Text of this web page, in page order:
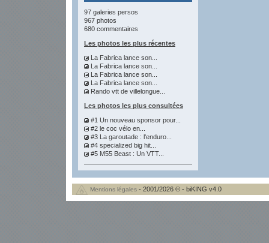
97 galeries persos
967 photos
680 commentaires
Les photos les plus récentes
La Fabrica lance son...
La Fabrica lance son...
La Fabrica lance son...
La Fabrica lance son...
Rando vtt de villelongue...
Les photos les plus consultées
#1 Un nouveau sponsor pour...
#2 le coc vélo en...
#3 La garoutade : l'enduro...
#4 specialized big hit...
#5 M55 Beast : Un VTT...
Mentions légales - 2001/2026 © - biKING v4.0